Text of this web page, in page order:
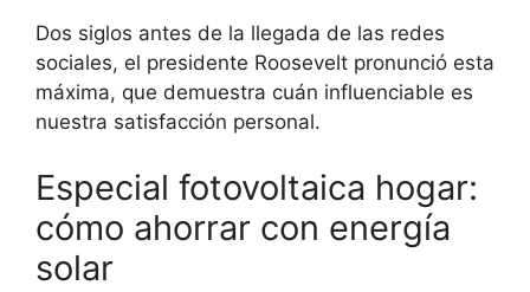
Dos siglos antes de la llegada de las redes
sociales, el presidente Roosevelt pronunció esta
máxima, que demuestra cuán influenciable es
nuestra satisfacción personal.
Especial fotovoltaica hogar:
cómo ahorrar con energía
solar